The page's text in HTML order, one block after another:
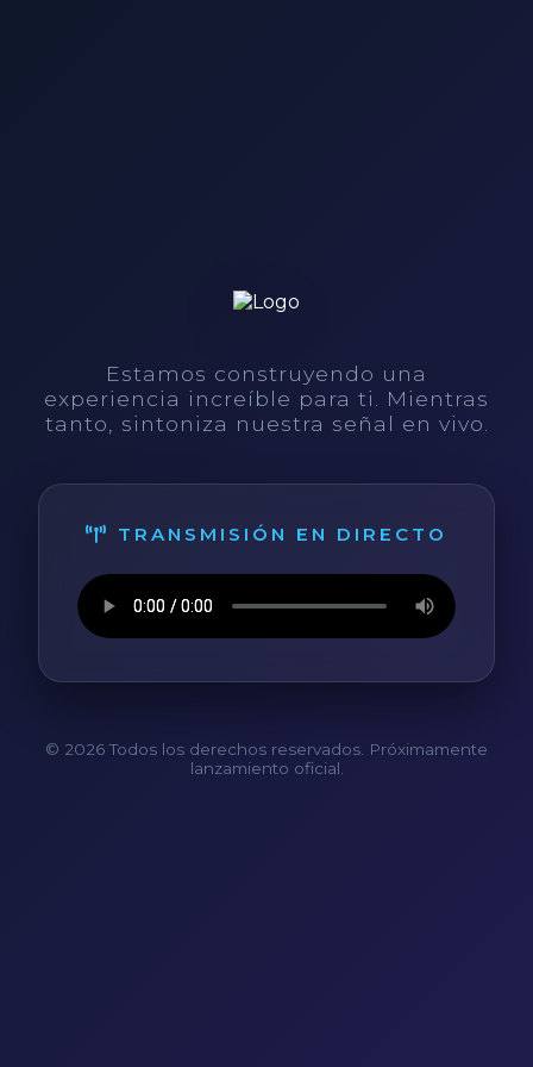
Estamos construyendo una
experiencia increíble para ti. Mientras
tanto, sintoniza nuestra señal en vivo.
TRANSMISIÓN EN DIRECTO
© 2026 Todos los derechos reservados. Próximamente
lanzamiento oficial.